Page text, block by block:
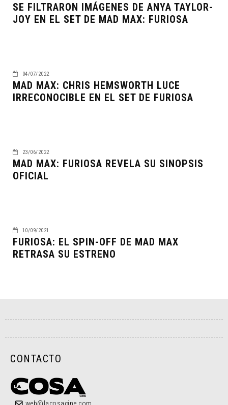
SE FILTRARON IMÁGENES DE ANYA TAYLOR-
JOY EN EL SET DE MAD MAX: FURIOSA
04/07/2022
MAD MAX: CHRIS HEMSWORTH LUCE
IRRECONOCIBLE EN EL SET DE FURIOSA
23/06/2022
MAD MAX: FURIOSA REVELA SU SINOPSIS
OFICIAL
10/09/2021
FURIOSA: EL SPIN-OFF DE MAD MAX
RETRASA SU ESTRENO
CONTACTO
web@lacosacine.com